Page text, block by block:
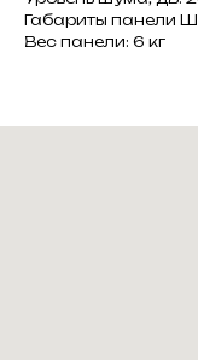
Габариты панели
Вес панели: 6 кг